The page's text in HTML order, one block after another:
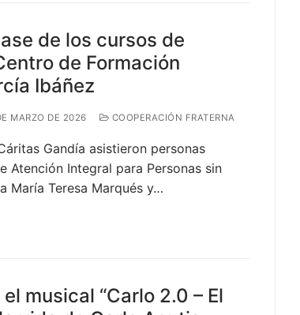
de los cursos de
de Formación
Ibáñez
MARZO DE 2026 COOPERACIÓN FRATERNA
Gandía asistieron personas
Atención Integral para Personas sin
María Teresa Marqués y…
musical “Carlo 2.0 – El